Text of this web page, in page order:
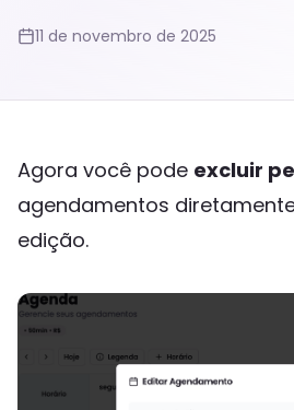
11 de novembro de 2025
Agora você pode excluir
agendamentos
edição.